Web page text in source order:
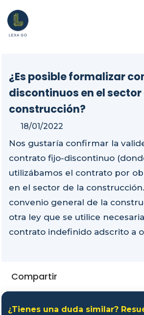
¿Es posible formalizar
discontinuos en el sector
construcción?
18/01/2022
Nos gustaría confirmar la
contrato fijo-discontinuo
utilizábamos el contrato por
en el sector de la
convenio general de la
otra ley que se utilice
contrato indefinido adscrito a
Compartir
¿Tienes una duda similar?